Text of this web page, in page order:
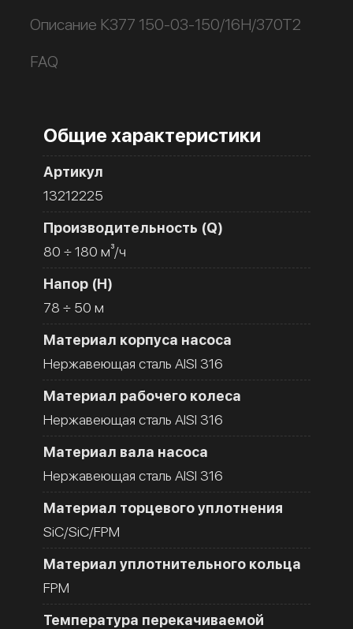
Описание К377 150-03-150/16Н/370Т2
FAQ
Общие характеристики
Артикул
13212225
Производительность (Q)
80 ÷ 180 м³/ч
Напор (H)
78 ÷ 50 м
Материал корпуса насоса
Нержавеющая сталь AISI 316
Материал рабочего колеса
Нержавеющая сталь AISI 316
Материал вала насоса
Нержавеющая сталь AISI 316
Материал торцевого уплотнения
SiC/SiC/FPM
Материал уплотнительного кольца
FPM
Температура перекачиваемой